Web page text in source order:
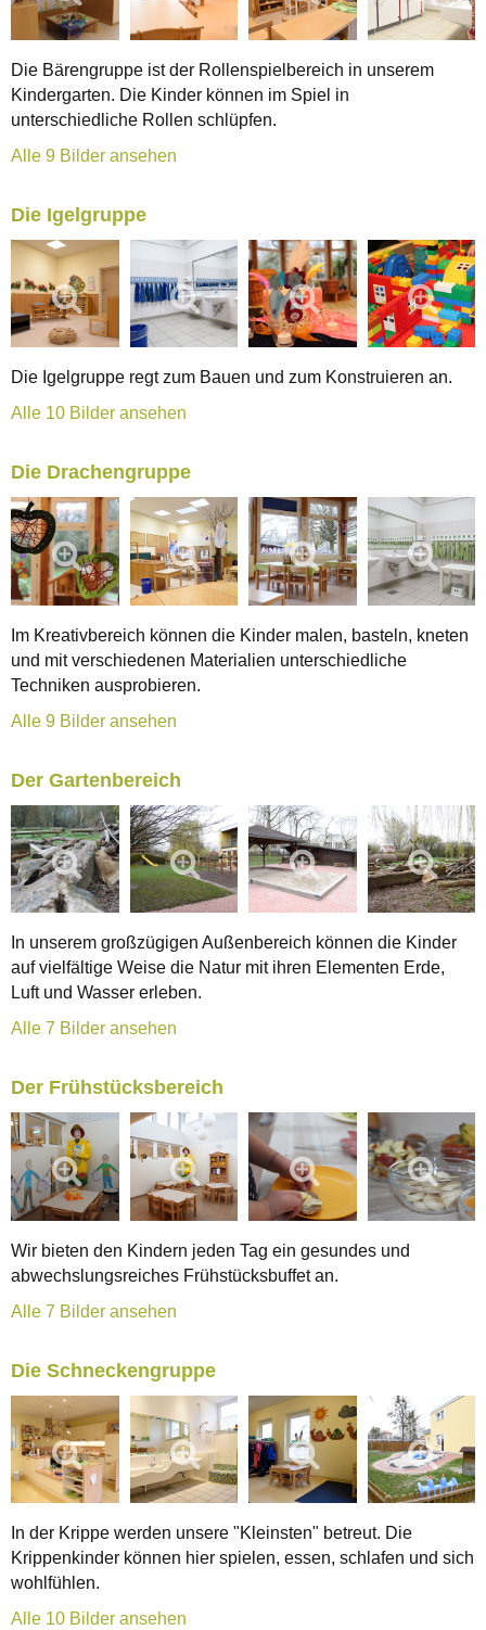
Die Bärengruppe ist der Rollenspielbereich in unserem
Kindergarten. Die Kinder können im Spiel in
unterschiedliche Rollen schlüpfen.
Alle 9 Bilder ansehen
Die Igelgruppe
Die Igelgruppe regt zum Bauen und zum Konstruieren an.
Alle 10 Bilder ansehen
Die Drachengruppe
Im Kreativbereich können die Kinder malen, basteln, kneten
und mit verschiedenen Materialien unterschiedliche
Techniken ausprobieren.
Alle 9 Bilder ansehen
Der Gartenbereich
In unserem großzügigen Außenbereich können die Kinder
auf vielfältige Weise die Natur mit ihren Elementen Erde,
Luft und Wasser erleben.
Alle 7 Bilder ansehen
Der Frühstücksbereich
Wir bieten den Kindern jeden Tag ein gesundes und
abwechslungsreiches Frühstücksbuffet an.
Alle 7 Bilder ansehen
Die Schneckengruppe
In der Krippe werden unsere "Kleinsten" betreut. Die
Krippenkinder können hier spielen, essen, schlafen und sich
wohlfühlen.
Alle 10 Bilder ansehen